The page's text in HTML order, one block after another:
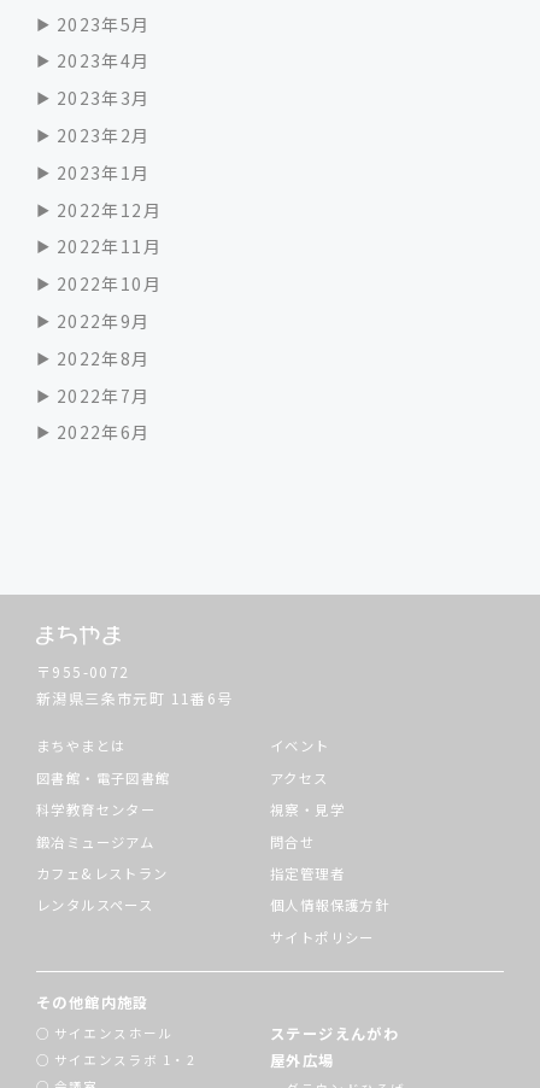
2023年5月
2023年4月
2023年3月
2023年2月
2023年1月
2022年12月
2022年11月
2022年10月
2022年9月
2022年8月
2022年7月
2022年6月
〒955-0072
新潟県三条市元町 11番6号
まちやまとは
図書館・電子図書館
科学教育センター
鍛冶ミュージアム
カフェ&レストラン
レンタルスペース
イベント
アクセス
視察・見学
問合せ
指定管理者
個人情報保護方針
サイトポリシー
その他館内施設
サイエンスホール
サイエンスラボ 1・2
ステージえんがわ
屋外広場